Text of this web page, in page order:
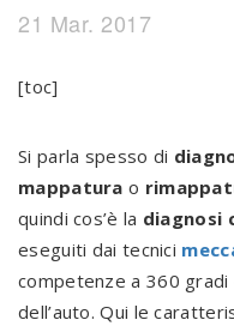
21 Mar. 2017
[toc]
Si parla spesso di
mappatura o
quindi cos’è la diagnosi
eseguiti dai tecnici
competenze a 360 gradi
dell’auto. Qui le